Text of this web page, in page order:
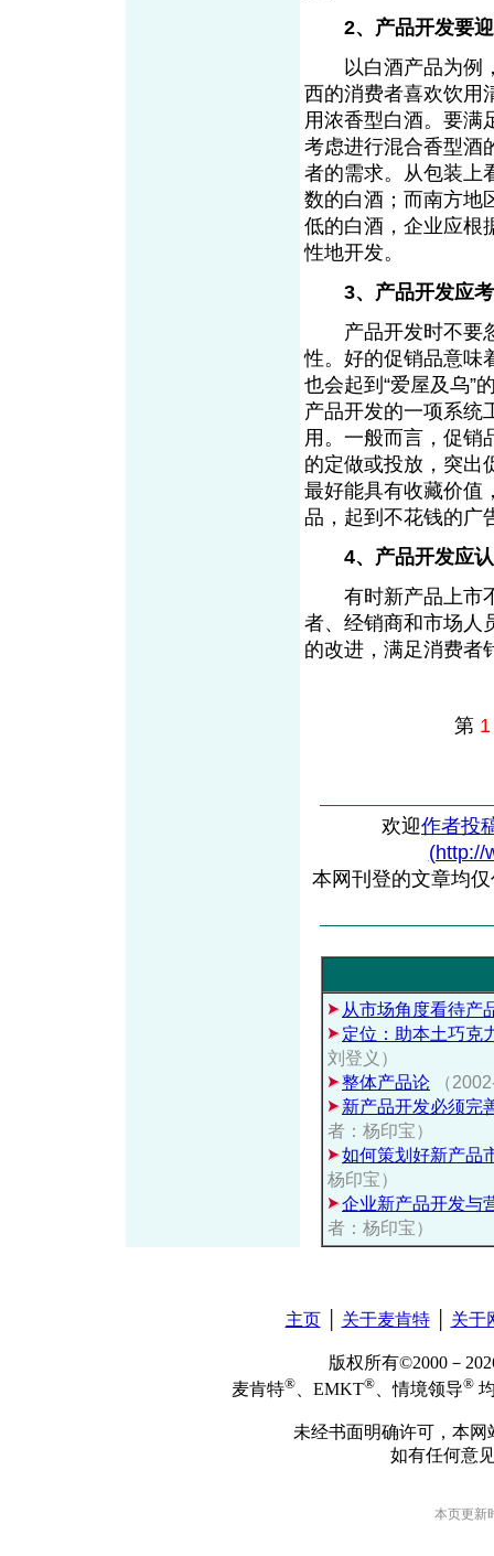
2、产品开发要
以白酒产品为例，
西的消费者喜欢饮用
用浓香型白酒。要满
考虑进行混合香型酒
者的需求。从包装上
数的白酒；而南方地
低的白酒，企业应根
性地开发。
3、产品开发应
产品开发时不要忽
性。好的促销品意味
也会起到“爱屋及乌”
产品开发的一项系统
用。一般而言，促销
的定做或投放，突出
最好能具有收藏价值
品，起到不花钱的广
4、产品开发应
有时新产品上市不
者、经销商和市场人
的改进，满足消费者
第 1
欢迎作者投
(http://
本网刊登的文章均
从市场角度看待产
定位：助本土巧克
刘登义）
整体产品论
（
新产品开发必须完
者：杨印宝）
如何策划好新产品
杨印宝）
企业新产品开发与
者：杨印宝）
主页│ 关于麦肯特│ 关于
版权所有©2000－
麦肯特® 、EMKT® 、情境领导®
未经书面明确许可，本
如有任何意
本页更新